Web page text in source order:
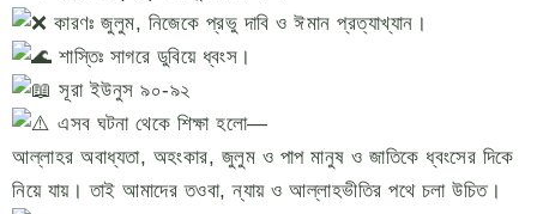
কারণঃ জুলুম, নিজেকে প্রভু দাবি ও ঈমান প্রত্যাখ্যান।
শাস্তিঃ সাগরে ডুবিয়ে ধ্বংস।
সূরা ইউনুস ৯০-৯২
এসব ঘটনা থেকে শিক্ষা হলো—
আল্লাহর অবাধ্যতা, অহংকার, জুলুম ও পাপ মানুষ ও জাতিকে ধ্বংসের দিকে
নিয়ে যায়। তাই আমাদের তওবা, ন্যায় ও আল্লাহভীতির পথে চলা উচিত।